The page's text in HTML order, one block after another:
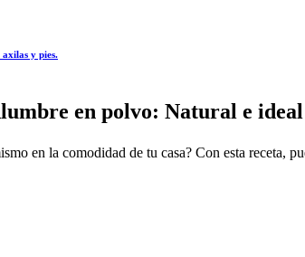
y pies.
en polvo: Natural e
en la comodidad de tu casa? Con esta receta,